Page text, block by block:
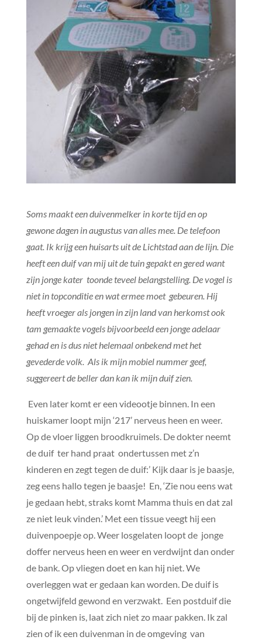
Soms maakt een duivenmelker in korte tijd en op
gewone dagen in augustus van alles mee. De telefoon
gaat. Ik krijg een huisarts uit de Lichtstad aan de lijn. Die
heeft een duif van mij uit de tuin gepakt en gered want
zijn jonge kater toonde teveel belangstelling. De vogel is
niet in topconditie en wat ermee moet gebeuren. Hij
heeft vroeger als jongen in zijn land van herkomst ook
tam gemaakte vogels bijvoorbeeld een jonge adelaar
gehad en is dus niet helemaal onbekend met het
gevederde volk. Als ik mijn mobiel nummer geef,
suggereert de beller dan kan ik mijn duif zien.
Even later komt er een videootje binnen. In een
huiskamer loopt mijn ‘217’ nerveus heen en weer.
Op de vloer liggen broodkruimels. De dokter neemt
de duif ter hand praat ondertussen met z’n
kinderen en zegt tegen de duif:’ Kijk daar is je baasje,
zeg eens hallo tegen je baasje! En, ‘Zie nou eens wat
je gedaan hebt, straks komt Mamma thuis en dat zal
ze niet leuk vinden.’ Met een tissue veegt hij een
duivenpoepje op. Weer losgelaten loopt de jonge
doffer nerveus heen en weer en verdwijnt dan onder
de bank. Op vliegen doet en kan hij niet. We
overleggen wat er gedaan kan worden. De duif is
ongetwijfeld gewond en verzwakt. Een postduif die
bij de pinken is, laat zich niet zo maar pakken. Ik zal
zien of ik een duivenman in de omgeving van